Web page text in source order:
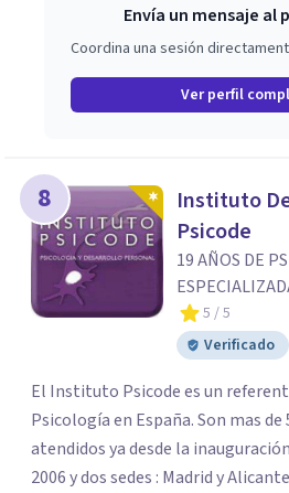
Envía un mensaje al
Coordina una sesión
Ver perfil
8
Instituto
Psicode
19 AÑOS DE
5 / 5
Verificado
El Instituto Psicode es un
Psicología en España. Son mas
atendidos ya desde la
2006 y dos sedes : Madrid y